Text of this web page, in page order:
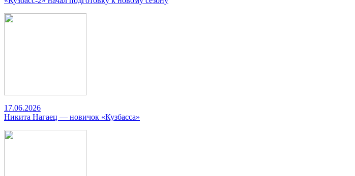
17.06.2026
Никита Нагаец — новичок «Кузбасса»